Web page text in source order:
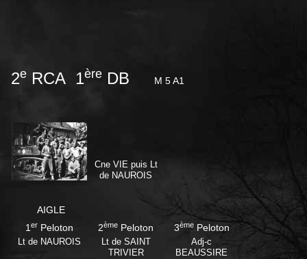
2e RCA 1ère DB M 5 A1
Cne VIE puis Lt
de NAUROIS
AIGLE
1 er Peloton
Lt de NAUROIS
2ème Peloton
Lt de SAINT
TRIVIER
3èmePeloton
Adj-c
BEAUSSIRE